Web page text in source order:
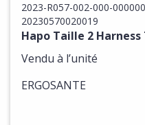
2023-R057-002-000-
20230570020019
Hapo Taille 2
Vendu à l’unité
ERGOSANTE